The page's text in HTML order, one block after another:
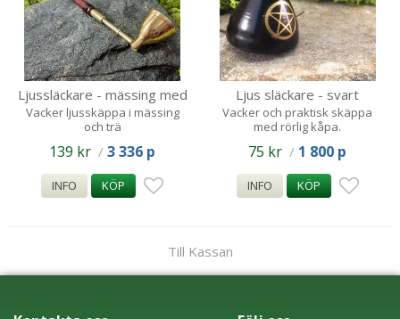
Ljussläckare - mässing med
trähandtag 25cm
Vacker ljusskäppa i mässing
och trä
139 kr / 3 336 p
INFO KÖP
Ljus släckare - svart
pentagram
Vacker och praktisk skäppa
med rörlig kåpa.
75 kr / 1 800 p
INFO KÖP
Till Kassan